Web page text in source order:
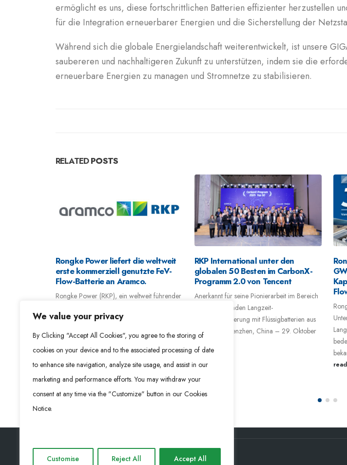
We value your privacy
By Clicking "Accept All Cookies", you agree to the storing of
cookies on your device and to the associated processing of date
to enhance site navigation, analyze site usage, and assist in our
marketing and performance efforts. You may withdraw your
consent at any time via the "Customize" button in our Cookies
Notice.
Customise Reject All Accept All
ermöglicht es uns, diese fortschrittlichen Batterien effizienter herzustellen
für die Integration erneuerbarer Energien und die Sicherstellung der
Während sich die globale Energielandschaft weiterentwickelt, ist unsere
saubereren und nachhaltigeren Zukunft zu unterstützen, indem sie die
erneuerbare Energien zu managen und Stromnetze zu stabilisieren.
RELATEDPOSTS
bekannt
Rongke Power liefert die weltweit
erste kommerziell genutzte FeV-
Flow-Batterie an Aramco.
Rongke Power (RKP), ein weltweit führender
Basis von Vanadium-Redox-Flow-Batterien
(VFB), freut sich, die Inbetriebnahme eines 1-
Redox-Flow-Batteriesystems...
read more
RKP International unter den
globalen 50 Besten im CarbonX-
Programm 2.0 von Tencent
Anerkannt für seine Pionierarbeit im Bereich
der netzbildenden Langzeit-
Energiespeicherung mit Flüssigbatterien aus
Vanadium Shenzhen, China – 29. Oktober
read more
Rongke Power (RKP) © 2026. Alle Rechte vorbehalten.